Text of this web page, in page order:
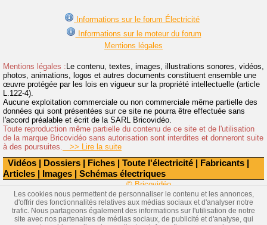
Vidéos | Dossiers | Fiches | Toute l'électricité | Fabricants |
Articles | Images | Schémas électriques
Informations sur le forum Électricité
Informations sur le moteur du forum
Mentions légales
Mentions légales : Le contenu, textes, images, illustrations sonores, vidéos,
photos, animations, logos et autres documents constituent ensemble une
œuvre protégée par les lois en vigueur sur la propriété intellectuelle (article
L.122-4).
Aucune exploitation commerciale ou non commerciale même partielle des
données qui sont présentées sur ce site ne pourra être effectuée sans
l'accord préalable et écrit de la SARL Bricovidéo.
Toute reproduction même partielle du contenu de ce site et de l'utilisation
de la marque Bricovidéo sans autorisation sont interdites et donneront suite
à des poursuites. >> Lire la suite
© Bricovidéo
Les cookies nous permettent de personnaliser le contenu et les annonces,
d'offrir des fonctionnalités relatives aux médias sociaux et d'analyser notre
trafic. Nous partageons également des informations sur l'utilisation de notre
site avec nos partenaires de médias sociaux, de publicité et d'analyse, qui